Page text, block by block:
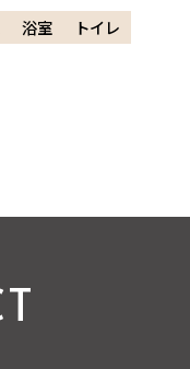
浴室 トイレ